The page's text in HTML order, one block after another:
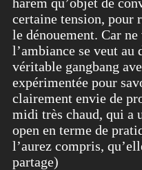
certaine tension, pour
le dénouement. Car
l’ambiance se veut au
véritable gangbang
expérimentée pour
clairement envie de
midi très chaud, qui a
open en terme de
l’aurez compris,
partage)